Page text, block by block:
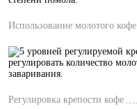
Использование молотого кофе
Регулировка крепости кофе